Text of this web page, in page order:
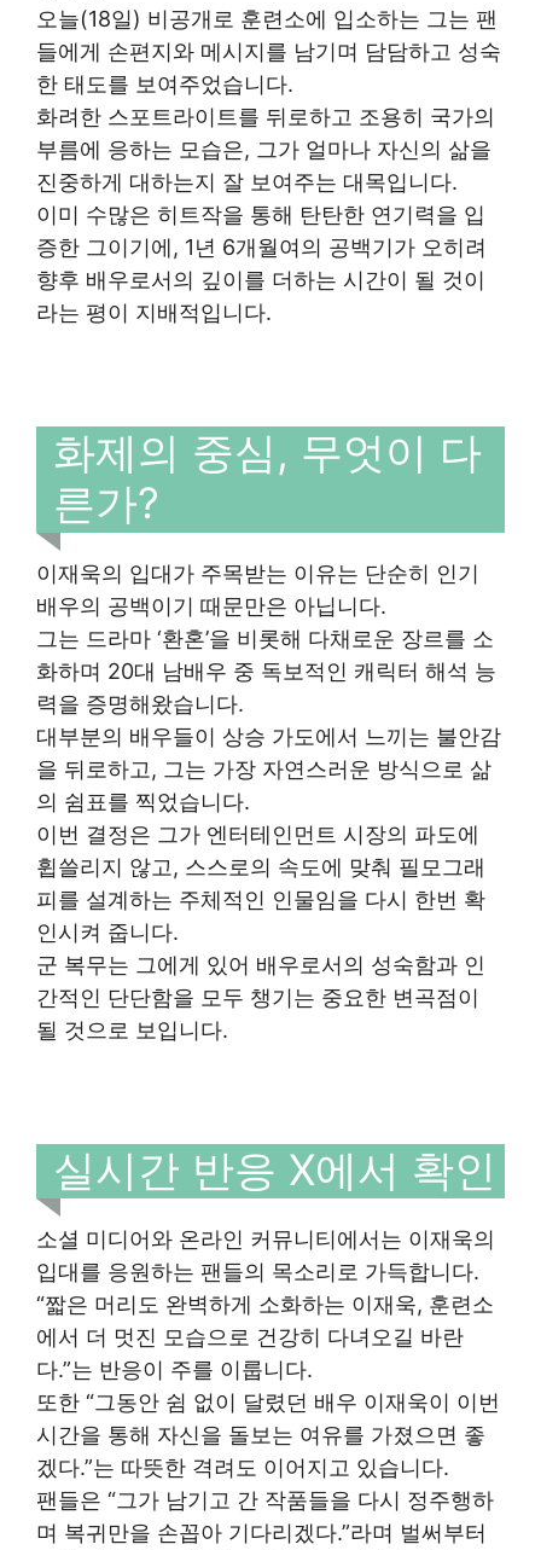
오늘(18일) 비공개로 훈련소에 입소하는 그는 팬
들에게 손편지와 메시지를 남기며 담담하고 성숙
한 태도를 보여주었습니다.
화려한 스포트라이트를 뒤로하고 조용히 국가의
부름에 응하는 모습은, 그가 얼마나 자신의 삶을
진중하게 대하는지 잘 보여주는 대목입니다.
이미 수많은 히트작을 통해 탄탄한 연기력을 입
증한 그이기에, 1년 6개월여의 공백기가 오히려
향후 배우로서의 깊이를 더하는 시간이 될 것이
라는 평이 지배적입니다.
화제의 중심, 무엇이 다
른가?
이재욱의 입대가 주목받는 이유는 단순히 인기
배우의 공백이기 때문만은 아닙니다.
그는 드라마 ‘환혼’을 비롯해 다채로운 장르를 소
화하며 20대 남배우 중 독보적인 캐릭터 해석 능
력을 증명해왔습니다.
대부분의 배우들이 상승 가도에서 느끼는 불안감
을 뒤로하고, 그는 가장 자연스러운 방식으로 삶
의 쉼표를 찍었습니다.
이번 결정은 그가 엔터테인먼트 시장의 파도에
휩쓸리지 않고, 스스로의 속도에 맞춰 필모그래
피를 설계하는 주체적인 인물임을 다시 한번 확
인시켜 줍니다.
군 복무는 그에게 있어 배우로서의 성숙함과 인
간적인 단단함을 모두 챙기는 중요한 변곡점이
될 것으로 보입니다.
실시간 반응 X에서 확인
소셜 미디어와 온라인 커뮤니티에서는 이재욱의
입대를 응원하는 팬들의 목소리로 가득합니다.
“짧은 머리도 완벽하게 소화하는 이재욱, 훈련소
에서 더 멋진 모습으로 건강히 다녀오길 바란
다.”는 반응이 주를 이룹니다.
또한 “그동안 쉼 없이 달렸던 배우 이재욱이 이번
시간을 통해 자신을 돌보는 여유를 가졌으면 좋
겠다.”는 따뜻한 격려도 이어지고 있습니다.
팬들은 “그가 남기고 간 작품들을 다시 정주행하
며 복귀만을 손꼽아 기다리겠다.”라며 벌써부터